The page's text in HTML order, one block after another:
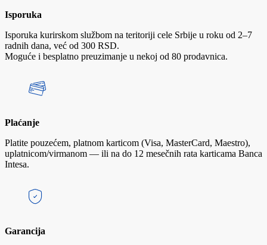
Isporuka
Isporuka kurirskom službom na teritoriji cele Srbije u roku od 2–7
radnih dana, već od 300 RSD.
Moguće i besplatno preuzimanje u nekoj od 80 prodavnica.
Plaćanje
Platite pouzećem, platnom karticom (Visa, MasterCard, Maestro),
uplatnicom/virmanom — ili na do 12 mesečnih rata karticama Banca
Intesa.
Garancija